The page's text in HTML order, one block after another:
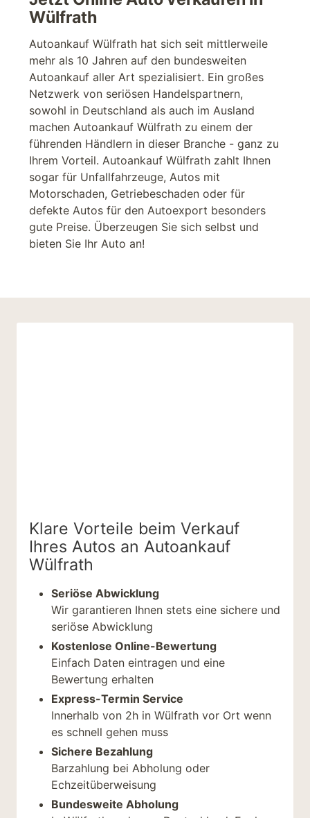
Wülfrath
Autoankauf Wülfrath hat sich seit mittlerweile
mehr als 10 Jahren auf den bundesweiten
Autoankauf aller Art spezialisiert. Ein großes
Netzwerk von seriösen Handelspartnern,
sowohl in Deutschland als auch im Ausland
machen Autoankauf Wülfrath zu einem der
führenden Händlern in dieser Branche - ganz zu
Ihrem Vorteil. Autoankauf Wülfrath zahlt Ihnen
sogar für Unfallfahrzeuge, Autos mit
Motorschaden, Getriebeschaden oder für
defekte Autos für den Autoexport besonders
gute Preise. Überzeugen Sie sich selbst und
bieten Sie Ihr Auto an!
Klare Vorteile beim Verkauf
Ihres Autos an Autoankauf
Wülfrath
Seriöse Abwicklung
Wir garantieren Ihnen stets eine sichere und
seriöse Abwicklung
Kostenlose Online-Bewertung
Einfach Daten eintragen und eine
Bewertung erhalten
Express-Termin Service
Innerhalb von 2h in Wülfrath vor Ort wenn
es schnell gehen muss
Sichere Bezahlung
Barzahlung bei Abholung oder
Echzeitüberweisung
Bundesweite Abholung